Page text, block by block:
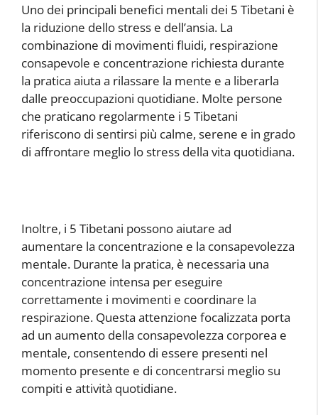
Uno dei principali benefici mentali dei 5 Tibetani è
la riduzione dello stress e dell’ansia. La
combinazione di movimenti fluidi, respirazione
consapevole e concentrazione richiesta durante
la pratica aiuta a rilassare la mente e a liberarla
dalle preoccupazioni quotidiane. Molte persone
che praticano regolarmente i 5 Tibetani
riferiscono di sentirsi più calme, serene e in grado
di affrontare meglio lo stress della vita quotidiana.
Inoltre, i 5 Tibetani possono aiutare ad
aumentare la concentrazione e la consapevolezza
mentale. Durante la pratica, è necessaria una
concentrazione intensa per eseguire
correttamente i movimenti e coordinare la
respirazione. Questa attenzione focalizzata porta
ad un aumento della consapevolezza corporea e
mentale, consentendo di essere presenti nel
momento presente e di concentrarsi meglio su
compiti e attività quotidiane.